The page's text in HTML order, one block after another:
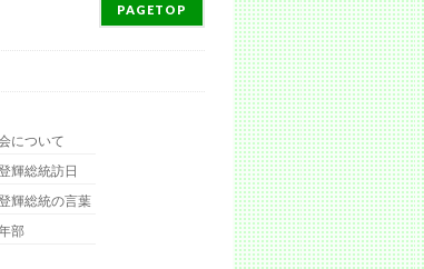
PAGETOP
について
輝総統訪日
輝総統の言葉
部